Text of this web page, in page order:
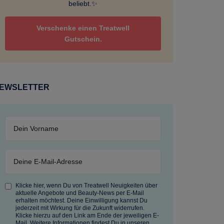
beliebt.✨
Verschenke einen Treatwell
Gutschein.
Klicke hier, wenn Du von Treatwell Neuigkeiten über
aktuelle Angebote und Beauty-News per E-Mail
erhalten möchtest. Deine Einwilligung kannst Du
jederzeit mit Wirkung für die Zukunft widerrufen.
Klicke hierzu auf den Link am Ende der jeweiligen E-